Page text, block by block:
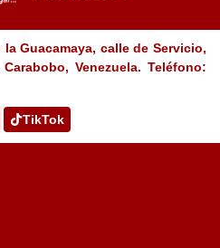
Guacamaya, calle de Servicio,
Venezuela. Teléfono:
TikTok